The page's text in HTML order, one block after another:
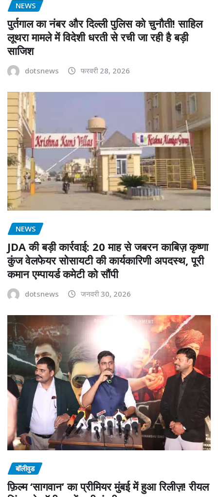
NEWS
पुर्तगाल का नंबर और दिल्ली पुलिस को चुनौती! साहिल
लूथरा मामले में विदेशी धरती से रची जा रही है बड़ी
साजिश
dotsnews फरवरी 28, 2026
NEWS
JDA की बड़ी कार्रवाई: 20 माह से जबरन काबिज़ कृष्णा
कुंज वेलफेयर सोसायटी की कार्यकारिणी अपदस्थ, पूरी
कमान एम्पायर्ड कमेटी को सौंपी
dotsnews जनवरी 30, 2026
बॉलीवुड
फ़िल्म ‘सागवान’ का प्रीमियर मुंबई में हुआ रिलीज़! रीयल